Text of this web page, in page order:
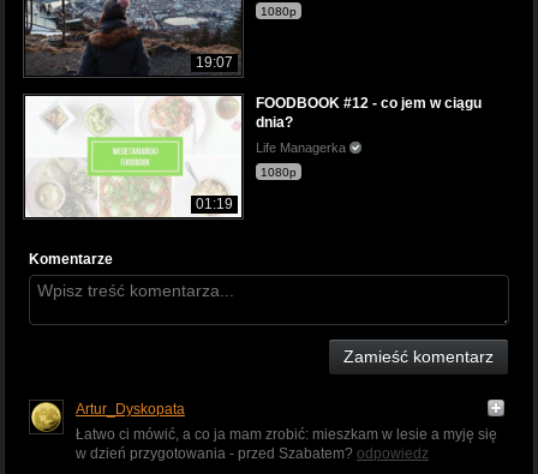
19:07
1080p
01:19
FOODBOOK #12 - co jem w ciągu
dnia?
Life Managerka
1080p
Komentarze
Zamieść komentarz
Artur_Dyskopata
Łatwo ci mówić, a co ja mam zrobić: mieszkam w lesie a myję się
w dzień przygotowania - przed Szabatem? odpowiedz